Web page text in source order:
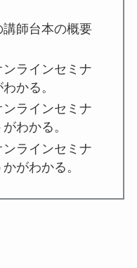
師台本の概要
ラインセミナ
かる。
ラインセミナ
わかる。
ラインセミナ
がわかる。